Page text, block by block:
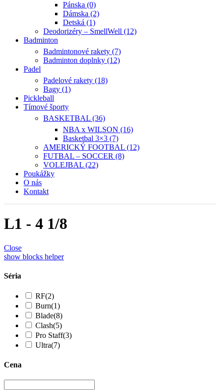
Pánska (0)
Dámska (2)
Detská (1)
Deodorizéry – SmellWell (12)
Badminton
Badmintonové rakety (7)
Badminton doplnky (12)
Padel
Padelové rakety (18)
Bagy (1)
Pickleball
Tímové športy
BASKETBAL (36)
NBA x WILSON (16)
Basketbal 3×3 (7)
AMERICKÝ FOOTBAL (12)
FUTBAL – SOCCER (8)
VOLEJBAL (22)
Poukážky
O nás
Kontakt
L1 - 4 1/8
Close
show blocks helper
Séria
RF(2)
Burn(1)
Blade(8)
Clash(5)
Pro Staff(3)
Ultra(7)
Cena